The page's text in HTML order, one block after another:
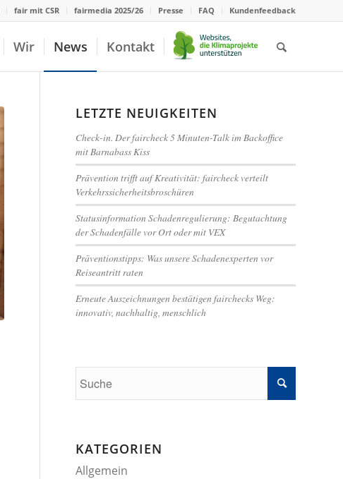
fair mit CSR fairmedia 2025/26 Presse FAQ Kundenfeedback
Wir News Kontakt
LETZTE NEUIGKEITEN
Check-in. Der faircheck 5 Minuten-Talk im Backoffice
mit Barnabass Kiss
Prävention trifft auf Kreativität: faircheck verteilt
Verkehrssicherheitsbroschüren
Statusinformation Schadenregulierung: Begutachtung
der Schadenfälle vor Ort oder mit VEX
Präventionstipps: Was unsere Schadenexperten vor
Reiseantritt raten
Erneute Auszeichnungen bestätigen fairchecks Weg:
innovativ, nachhaltig, menschlich
KATEGORIEN
Allgemein